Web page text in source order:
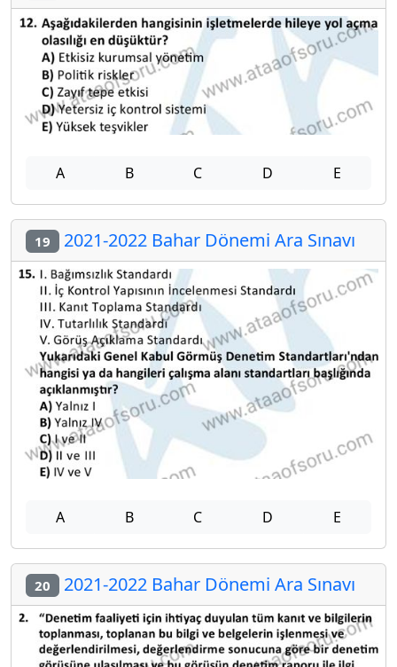
A B C D E
19 2021-2022 Bahar Dönemi Ara Sınavı
A B C D E
20 2021-2022 Bahar Dönemi Ara Sınavı